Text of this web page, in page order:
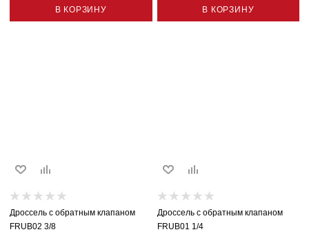
В КОРЗИНУ В КОРЗИНУ
Дроссель с обратным клапаном
FRUB02 3/8
Дроссель с обратным клапаном
FRUB01 1/4